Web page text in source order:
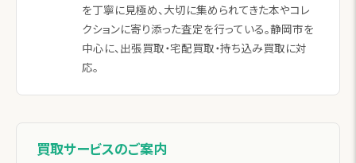
を丁寧に見極め、大切に集められてきた本やコレ
クションに寄り添った査定を行っている。静岡市を
中心に、出張買取・宅配買取・持ち込み買取に対
応。
買取サービスのご案内